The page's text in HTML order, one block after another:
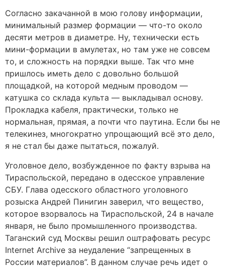
Согласно закачанной в мою голову информации,
минимальный размер формации — что-то около
десяти метров в диаметре. Ну, технически есть
мини-формации в амулетах, но там уже не совсем
то, и сложность на порядки выше. Так что мне
пришлось иметь дело с довольно большой
площадкой, на которой медным проводом —
катушка со склада культа — выкладывал основу.
Прокладка кабеля, практически, только не
нормальная, прямая, а почти что паутина. Если бы не
телекинез, многократно упрощающий всё это дело,
я не стал бы даже пытаться, пожалуй.
Уголовное дело, возбужденное по факту взрыва на
Тираспольской, передано в одесское управление
СБУ. Глава одесского областного уголовного
розыска Андрей Пинигин заверил, что вещество,
которое взорвалось на Тираспольской, 24 в начале
января, не было промышленного производства.
Таганский суд Москвы решил оштрафовать ресурс
Internet Archive за неудаление “запрещенных в
России материалов”. В данном случае речь идет о